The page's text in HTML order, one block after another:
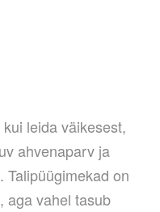
leida väikesest,
ahvenaparv ja
Talipüügimekad on
aga vahel tasub